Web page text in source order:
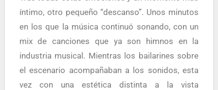
íntimo, otro pequeño “descanso”. Unos minutos
en los que la música continuó sonando, con un
mix de canciones que ya son himnos en la
industria musical. Mientras los bailarines sobre
el escenario acompañaban a los sonidos, esta
vez con una estética distinta a la vista